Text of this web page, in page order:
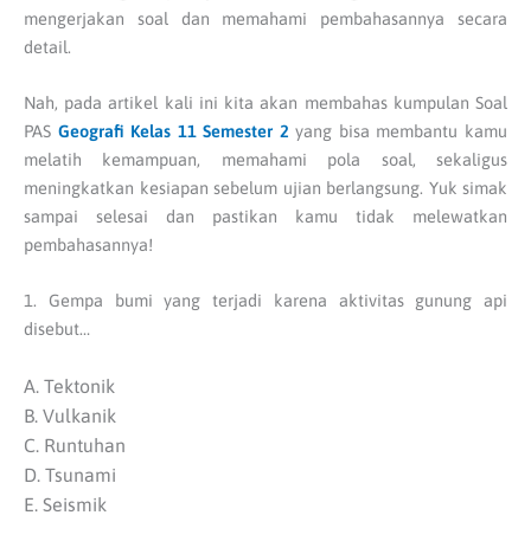
mengerjakan soal dan memahami pembahasannya secara
detail.
Nah, pada artikel kali ini kita akan membahas kumpulan Soal
PAS Geografi Kelas 11 Semester 2 yang bisa membantu kamu
melatih kemampuan, memahami pola soal, sekaligus
meningkatkan kesiapan sebelum ujian berlangsung. Yuk simak
sampai selesai dan pastikan kamu tidak melewatkan
pembahasannya!
1. Gempa bumi yang terjadi karena aktivitas gunung api
disebut…
A. Tektonik
B. Vulkanik
C. Runtuhan
D. Tsunami
E. Seismik